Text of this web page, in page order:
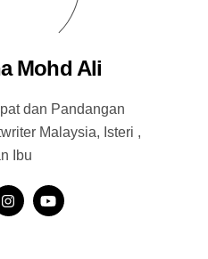
Mohd Ali
dan Pandangan
Malaysia, Isteri ,
Ibu